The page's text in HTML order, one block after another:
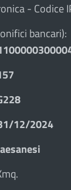
- Codice
bancari):
12/2024